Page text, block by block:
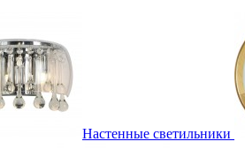
Настенные светильники